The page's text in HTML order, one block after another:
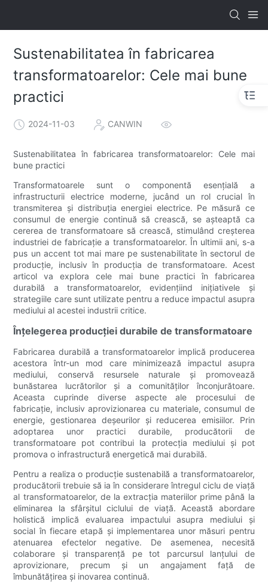
Sustenabilitatea în fabricarea
transformatoarelor: Cele mai bune
practici
2024-11-03 CANWIN
Sustenabilitatea în fabricarea transformatoarelor: Cele mai
bune practici
Transformatoarele sunt o componentă esențială a
infrastructurii electrice moderne, jucând un rol crucial în
transmiterea și distribuția energiei electrice. Pe măsură ce
consumul de energie continuă să crească, se așteaptă ca
cererea de transformatoare să crească, stimulând creșterea
industriei de fabricație a transformatoarelor. În ultimii ani, s-a
pus un accent tot mai mare pe sustenabilitate în sectorul de
producție, inclusiv în producția de transformatoare. Acest
articol va explora cele mai bune practici în fabricarea
durabilă a transformatoarelor, evidențiind inițiativele și
strategiile care sunt utilizate pentru a reduce impactul asupra
mediului al acestei industrii critice.
Înțelegerea producției durabile de transformatoare
Fabricarea durabilă a transformatoarelor implică producerea
acestora într-un mod care minimizează impactul asupra
mediului, conservă resursele naturale și promovează
bunăstarea lucrătorilor și a comunităților înconjurătoare.
Aceasta cuprinde diverse aspecte ale procesului de
fabricație, inclusiv aprovizionarea cu materiale, consumul de
energie, gestionarea deșeurilor și reducerea emisiilor. Prin
adoptarea unor practici durabile, producătorii de
transformatoare pot contribui la protecția mediului și pot
promova o infrastructură energetică mai durabilă.
Pentru a realiza o producție sustenabilă a transformatoarelor,
producătorii trebuie să ia în considerare întregul ciclu de viață
al transformatoarelor, de la extracția materiilor prime până la
eliminarea la sfârșitul ciclului de viață. Această abordare
holistică implică evaluarea impactului asupra mediului și
social în fiecare etapă și implementarea unor măsuri pentru
atenuarea efectelor negative. De asemenea, necesită
colaborare și transparență pe tot parcursul lanțului de
aprovizionare, precum și un angajament față de
îmbunătățirea și inovarea continuă.